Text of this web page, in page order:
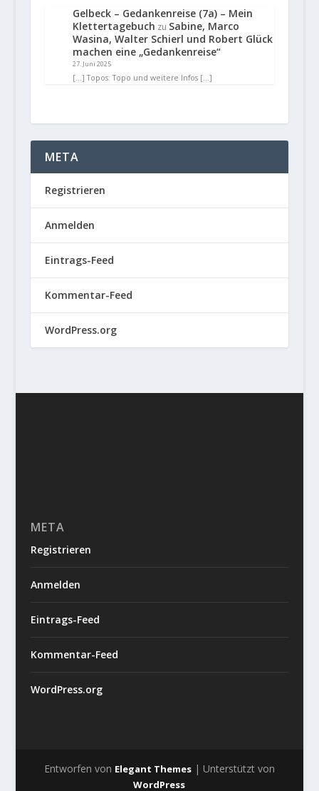
Gelbeck – Gedankenreise (7a) – Mein
Klettertagebuch zu Sabine, Marco
Wasina, Walter Schierl und Robert Glück
machen eine „Gedankenreise“
27. Juni 2025
[…] Topos: Topo und weitere Infos […]
META
Registrieren
Anmelden
Eintrags-Feed
Kommentar-Feed
WordPress.org
META
Registrieren
Anmelden
Eintrags-Feed
Kommentar-Feed
WordPress.org
Entworfen von Elegant Themes| Unterstützt von
WordPress